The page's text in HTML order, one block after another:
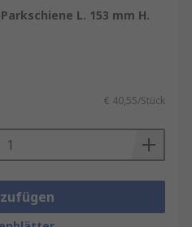
L. 153 mm H.
€ 40,55/Stück